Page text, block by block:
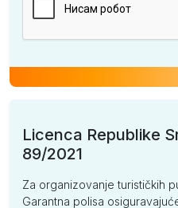
Licenca Republike
89/2021
Za organizovanje turističkih
Garantna polisa